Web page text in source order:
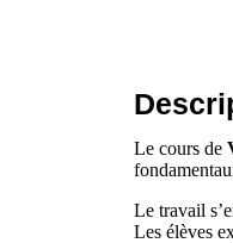
Le cours de
Le travail
Les élèves